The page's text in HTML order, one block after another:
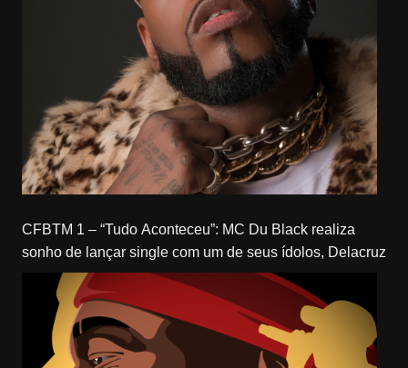
CFBTM 1 – “Tudo Aconteceu”: MC Du Black realiza
sonho de lançar single com um de seus ídolos, Delacruz